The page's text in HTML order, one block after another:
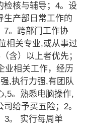
检核与辅导；4。设
生产部日常工作的
7。跨部门工作协
相关专业,或从事过
含）以上者优先；
业相关工作，经历
,执行力强,有团队
,5。熟悉电脑操作,
给予买五险；2。
3。 实行每周单